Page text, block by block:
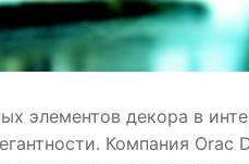
элементов декора в
Компания Orac